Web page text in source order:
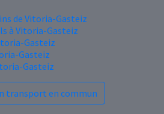
de Vitoria-Gasteiz
à Vitoria-Gasteiz
Gasteiz
Gasteiz
Gasteiz
transport en commun